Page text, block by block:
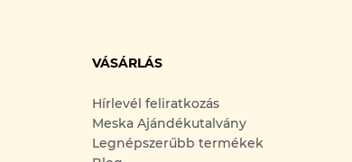
VÁSÁRLÁS
Hírlevél feliratkozás
Meska Ajándékutalvány
Legnépszerűbb termékek